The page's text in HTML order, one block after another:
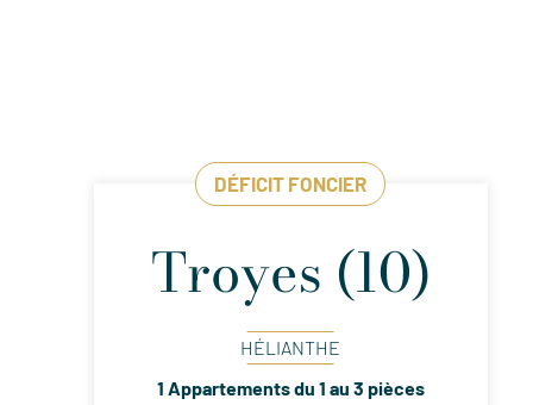
DÉFICIT FONCIER
Troyes (10)
HÉLIANTHE
1 Appartements du 1 au 3 pièces